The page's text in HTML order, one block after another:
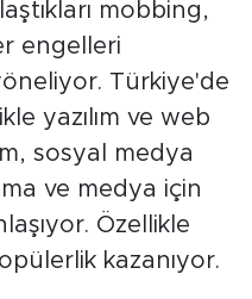
mobbing,
engelleri
Türkiye'de
yazılım ve web
sosyal medya
ve medya için
Özellikle
kazanıyor.